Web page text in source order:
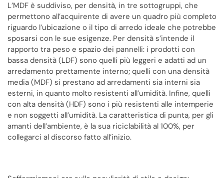
L’MDF è suddiviso, per densità, in tre sottogruppi, che
permettono all’acquirente di avere un quadro più completo
riguardo l’ubicazione o il tipo di arredo ideale che potrebbe
sposarsi con le sue esigenze. Per densità s’intende il
rapporto tra peso e spazio dei pannelli: i prodotti con
bassa densità (LDF) sono quelli più leggeri e adatti ad un
arredamento prettamente interno; quelli con una densità
media (MDF) si prestano ad arredamenti sia interni sia
esterni, in quanto molto resistenti all’umidità. Infine, quelli
con alta densità (HDF) sono i più resistenti alle intemperie
e non soggetti all’umidità. La caratteristica di punta, per gli
amanti dell’ambiente, è la sua riciclabilità al 100%, per
collegarci al discorso fatto all’inizio.